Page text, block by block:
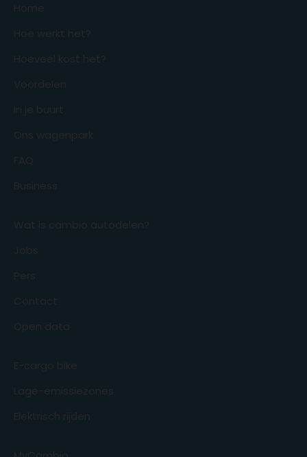
Home
Hoe werkt het?
Hoeveel kost het?
Voordelen
In je buurt
Ons wagenpark
FAQ
Business
Wat is cambio autodelen?
Jobs
Pers
Contact
Open data
E-cargo bike
Lage-emissiezones
Elektrisch rijden